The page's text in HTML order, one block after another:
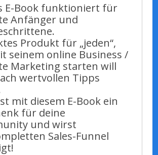
E-Book funktioniert für
Anfänger und
Produkt für „jeden“,
seinem online Business /
Marketing starten will
wertvollen Tipps
mit diesem E-Book ein
für deine
und wirst
Sales-Funnel